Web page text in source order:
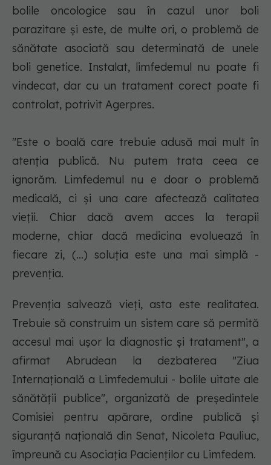
bolile oncologice sau în cazul unor boli
parazitare şi este, de multe ori, o problemă de
sănătate asociată sau determinată de unele
boli genetice. Instalat, limfedemul nu poate fi
vindecat, dar cu un tratament corect poate fi
controlat, potrivit Agerpres.
"Este o boală care trebuie adusă mai mult în
atenţia publică. Nu putem trata ceea ce
ignorăm. Limfedemul nu e doar o problemă
medicală, ci şi una care afectează calitatea
vieţii. Chiar dacă avem acces la terapii
moderne, chiar dacă medicina evoluează în
fiecare zi, (...) soluţia este una mai simplă -
prevenţia.
Prevenţia salvează vieţi, asta este realitatea.
Trebuie să construim un sistem care să permită
accesul mai uşor la diagnostic şi tratament", a
afirmat Abrudean la dezbaterea "Ziua
Internaţională a Limfedemului - bolile uitate ale
sănătăţii publice", organizată de preşedintele
Comisiei pentru apărare, ordine publică şi
siguranţă naţională din Senat, Nicoleta Pauliuc,
împreună cu Asociaţia Pacienţilor cu Limfedem.